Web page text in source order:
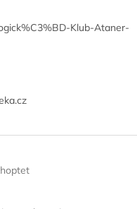
Klub-Ataner-